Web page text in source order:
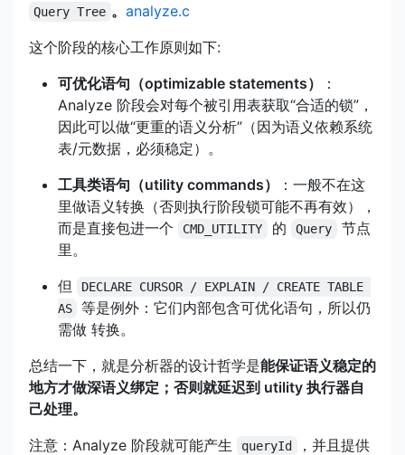
Query Tree 。 analyze.c
这个阶段的核心工作原则如下:
可优化语句（optimizable statements）
：
Analyze 阶段会对每个被引用表获取“合适的锁”，
因此可以做“更重的语义分析”（因为语义依赖系统
表/元数据，必须稳定）。
工具类语句（utility commands）
：一般不在这
里做语义转换（否则执行阶段锁可能不再有效），
而是直接包进一个
CMD_UTILITY 的 Query
节点
里。
但
DECLARE CURSOR / EXPLAIN / CREATE TABLE
AS
等是例外：它们内部包含可优化语句，所以仍
需做 转换。
总结一下，就是分析器的设计哲学是能保证语义稳定的
地方才做深语义绑定；否则就延迟到 utility 执行器自
己处理。
注意：Analyze 阶段就可能产生
queryId ，并且提供